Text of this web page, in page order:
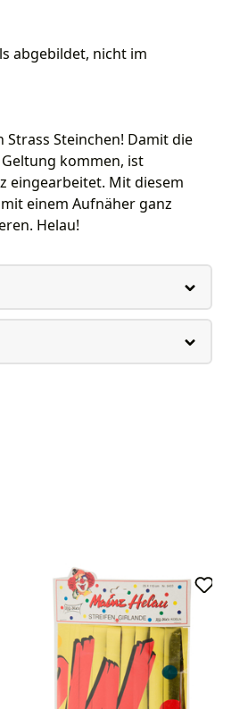
abgebildet, nicht im
Steinchen! Damit die
kommen, ist
eingearbeitet. Mit diesem
einem Aufnäher ganz
Helau!